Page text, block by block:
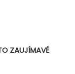
ZAUJÍMAVÉ